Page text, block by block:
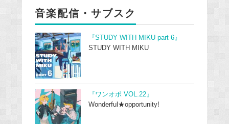
音楽配信・サブスク
『STUDY WITH MIKU part 6』
STUDY WITH MIKU
『ワンオポ VOL.22』
Wonderful★opportunity!